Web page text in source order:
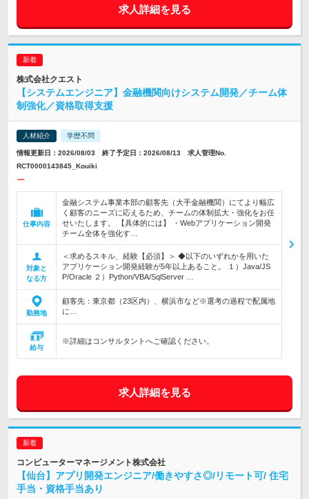
求人詳細を見る
株式会社クエスト
【システムエンジニア】金融機関向けシステム開発／チーム体
制強化／資格取得支援
人材紹介 学歴不問
情報更新日：2026/08/03 終了予定日：2026/08/13 求人管理No.
RCT0000143845_Kouiki
ー
仕事内容
金融システム事業本部の顧客先（大手金融機関）にてより幅広
く顧客のニーズに応えるため、チームの体制拡大・強化をお任
せいたします。 【具体的には】 ・Webアプリケーション開発
チーム全体を強化す…
対象と
なる方
＜求めるスキル、経験【必須】＞ ◆以下のいずれかを用いた
アプリケーション開発経験が5年以上あること。 １）Java/JS
P/Oracle ２）Python/VBA/SqlServer …
勤務地
顧客先：東京都（23区内）、横浜市など※選考の過程で配属地
に…
給与
※詳細はコンサルタントへご確認ください。
求人詳細を見る
コンピューターマネージメント株式会社
【仙台】アプリ開発エンジニア/働きやすさ◎/リモート可/ 住宅
手当・資格手当あり